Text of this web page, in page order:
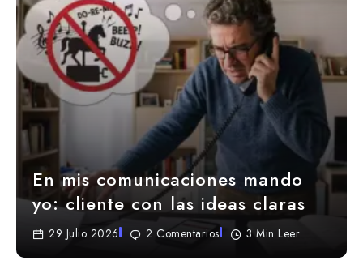
En mis comunicaciones mando
yo: cliente con las ideas claras
29 Julio 2026 2 Comentarios 3 Min Leer